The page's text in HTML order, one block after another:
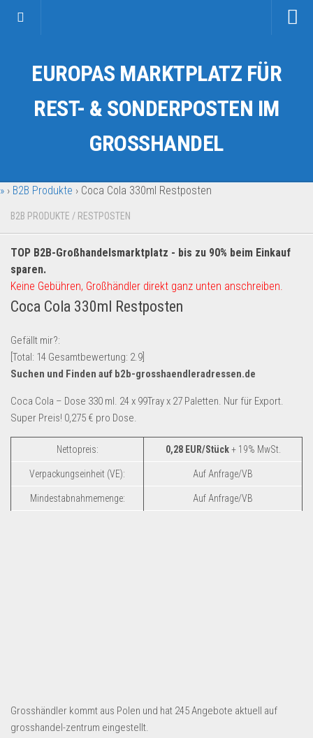
Kategorien
Auto & Motorrad
Fahrzeuge & Transport
Garten & Werkzeug
Geschäft, Büro & Schreibwaren
Geschenkartikel
Handy und Smartphone
Kosmetik & Pflege
Multimedia & Elektro
Münzen
Spielzeug & Games
Schuhe & Accessoires
Sport & Freizeit
Uhren & Schmuck
Aldi
EUROPAS MARKTPLATZ FÜR
REST- & SONDERPOSTEN IM
GROSSHANDEL
» › B2B Produkte › Coca Cola 330ml Restposten
B2B PRODUKTE / RESTPOSTEN
TOP B2B-Großhandelsmarktplatz - bis zu 90% beim Einkauf
sparen.
Keine Gebühren, Großhändler direkt ganz unten anschreiben.
Coca Cola 330ml Restposten
Gefällt mir?:
[Total: 14 Gesamtbewertung: 2.9
Suchen und Finden auf b2b-grosshaendleradressen.de
Coca Cola – Dose 330 ml. 24 x 99Tray x 27 Paletten. Nur für Export.
Super Preis! 0,275 € pro Dose.
Nettopreis: 0,28 EUR/Stück+ 19% MwSt.
Verpackungseinheit (VE): Auf Anfrage/VB
Mindestabnahmemenge: Auf Anfrage/VB
Grosshändler kommt aus Polen und hat 245 Angebote aktuell auf
grosshandel-zentrum eingestellt.